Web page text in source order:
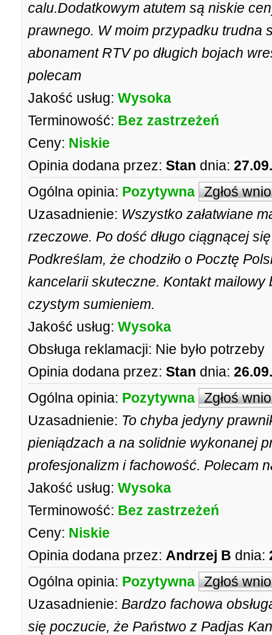
calu.Dodatkowym atutem są niskie
prawnego. W moim przypadku trudna
abonament RTV po długich bojach
polecam
Jakość usług: Wysoka
Terminowość: Bez zastrzeżeń
Ceny: Niskie
Opinia dodana przez: Stan dnia:
Ogólna opinia: Pozytywna Zgłoś
Uzasadnienie: Wszystko załatwiane
rzeczowe. Po dość długo ciągnącej
Podkreślam, że chodziło o Pocztę
kancelarii skuteczne. Kontakt mailowy
czystym sumieniem.
Jakość usług: Wysoka
Obsługa reklamacji: Nie było potrzeby
Opinia dodana przez: Stan dnia:
Ogólna opinia: Pozytywna Zgłoś
Uzasadnienie: To chyba jedyny
pieniądzach a na solidnie wykonanej
profesjonalizm i fachowość. Polecam
Jakość usług: Wysoka
Terminowość: Bez zastrzeżeń
Ceny: Niskie
Opinia dodana przez: Andrzej B dnia:
Ogólna opinia: Pozytywna Zgłoś
Uzasadnienie: Bardzo fachowa
się poczucie, że Państwo z Padjas